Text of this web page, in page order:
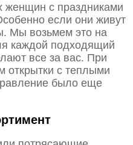
женщин с праздниками
если они живут
Мы возьмем это на
каждой подходящий
все за вас. При
открытки с теплыми
было еще